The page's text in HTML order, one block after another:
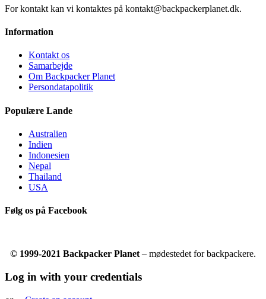
For kontakt kan vi kontaktes på kontakt@backpackerplanet.dk.
Information
Kontakt os
Samarbejde
Om Backpacker Planet
Persondatapolitik
Populære Lande
Australien
Indien
Indonesien
Nepal
Thailand
USA
Følg os på Facebook
© 1999-2021 Backpacker Planet– mødestedet for backpackere.
Log in with your credentials